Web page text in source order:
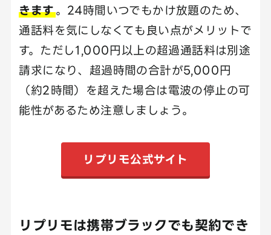
きます。24時間いつでもかけ放題のため、
通話料を気にしなくても良い点がメリットで
す。ただし1,000円以上の超過通話料は別途
請求になり、超過時間の合計が5,000円
（約2時間）を超えた場合は電波の停止の可
能性があるため注意しましょう。
リプリモ公式サイト
リプリモは携帯ブラックでも契約でき